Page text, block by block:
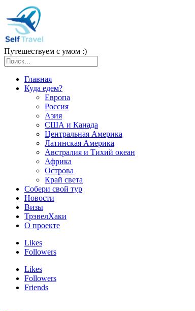
Путешествуем с умом :)
Главная
Куда едем?
Европа
Россия
Азия
США и Канада
Центральная Америка
Латинская Америка
Австралия и Тихий океан
Африка
Острова
Край света
Собери свой тур
Новости
Визы
ТрэвелХаки
О проекте
Likes
Followers
Likes
Followers
Friends